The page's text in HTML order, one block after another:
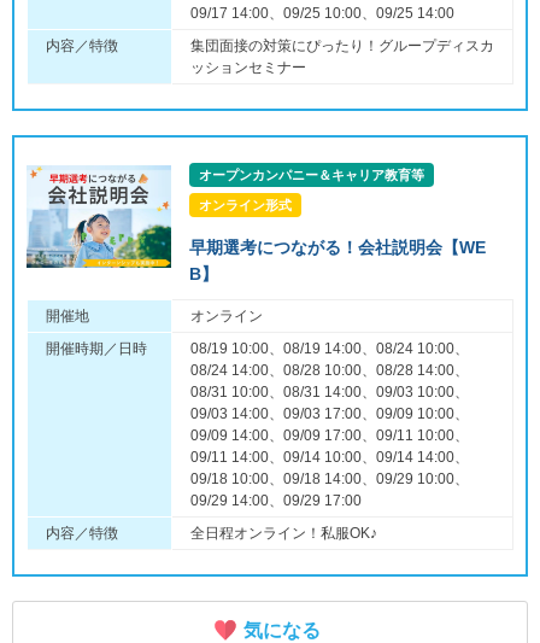
09/17 14:00、09/25 10:00、09/25 14:00
内容／特徴
集団面接の対策にぴったり！グループディスカ
ッションセミナー
オープンカンパニー＆キャリア教育等
オンライン形式
早期選考につながる！会社説明会【WE
B】
開催地
オンライン
開催時期／日時
08/19 10:00、08/19 14:00、08/24 10:00、
08/24 14:00、08/28 10:00、08/28 14:00、
08/31 10:00、08/31 14:00、09/03 10:00、
09/03 14:00、09/03 17:00、09/09 10:00、
09/09 14:00、09/09 17:00、09/11 10:00、
09/11 14:00、09/14 10:00、09/14 14:00、
09/18 10:00、09/18 14:00、09/29 10:00、
09/29 14:00、09/29 17:00
内容／特徴
全日程オンライン！私服OK♪
気になる